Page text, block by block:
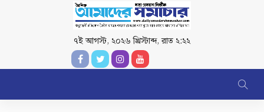
৭ই আগস্ট, ২০২৬ খ্রিস্টাব্দ,রাত ২:২২